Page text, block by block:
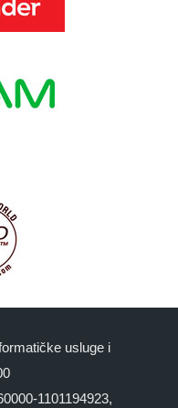
usluge i
1101194923,